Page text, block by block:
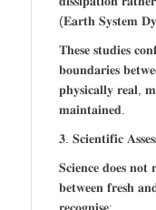
(𝐄𝐚𝐫𝐭𝐡 𝐒𝐲𝐬𝐭𝐞𝐦
𝐓𝐡𝐞𝐬𝐞 𝐬𝐭𝐮𝐝𝐢𝐞𝐬
𝐛𝐨𝐮𝐧𝐝𝐚𝐫𝐢𝐞𝐬
𝐩𝐡𝐲𝐬𝐢𝐜𝐚𝐥𝐥𝐲 𝐫𝐞𝐚𝐥,
𝐦𝐚𝐢𝐧𝐭𝐚𝐢𝐧𝐞𝐝.
𝟑. 𝐒𝐜𝐢𝐞𝐧𝐭𝐢𝐟𝐢𝐜
𝐒𝐜𝐢𝐞𝐧𝐜𝐞 𝐝𝐨𝐞𝐬 𝐧𝐨𝐭
𝐛𝐞𝐭𝐰𝐞𝐞𝐧 𝐟𝐫𝐞𝐬𝐡
𝐫𝐞𝐜𝐨𝐠𝐧𝐢𝐬𝐞: